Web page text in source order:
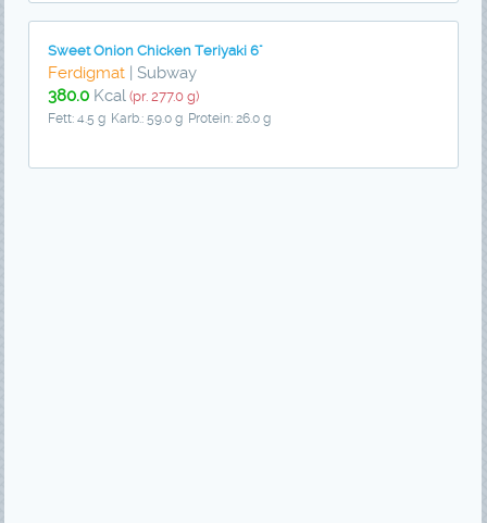
Sweet Onion Chicken Teriyaki 6"
Ferdigmat | Subway
380.0 Kcal (pr. 277.0 g)
Fett: 4.5 g Karb.: 59.0 g Protein: 26.0 g